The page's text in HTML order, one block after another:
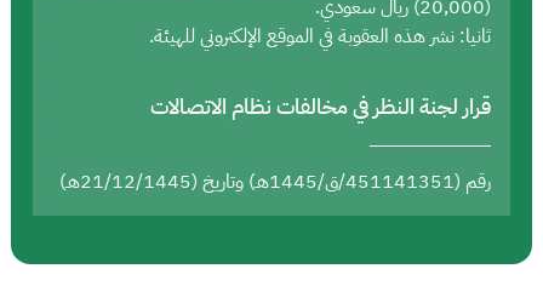
(20,000) ريال سعودي.
ثانيا: نشر هذه العقوبة في الموقع الإلكتروني للهيئة.
قرار لجنة النظر في مخالفات نظام الاتصالات
رقم (451141351/ق/1445هـ) وتاريخ (21/12/1445هـ)